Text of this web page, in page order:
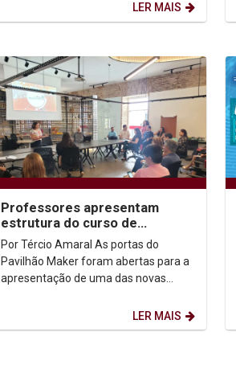
LER MAIS
Professores apresentam
estrutura do curso de
Engenharia da Complexidade
Por Tércio Amaral As portas do
Pavilhão Maker foram abertas para a
apresentação de uma das novas
LER MAIS